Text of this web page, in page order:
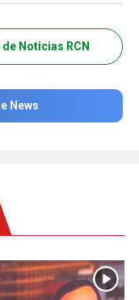
Noticias RCN
News